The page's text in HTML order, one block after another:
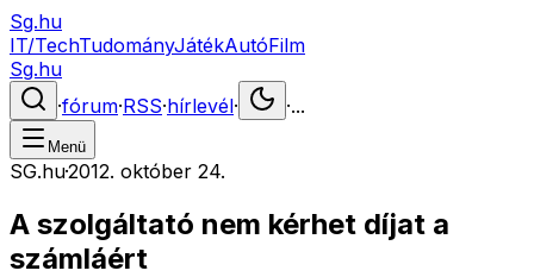
Sg.hu
IT/TechTudományJátékAutóFilm
Sg.hu
·fórum·RSS·hírlevél· ·...
Menü
SG.hu·2012. október 24.
A szolgáltató nem kérhet díjat a
számláért